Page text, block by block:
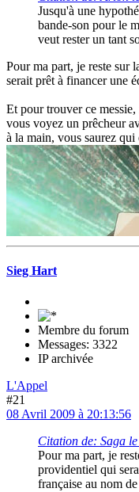
Jusqu'à une
bande-son pour le
veut rester un tant
Pour ma part, je reste sur
serait prêt à financer une
Et pour trouver ce
vous voyez un prêcheur
à la main, vous saurez qui
Sieg Hart
Membre du forum
Messages: 3322
IP archivée
L'Appel
#21
08 Avril 2009 à 20:13:56
Citation de: Saga
Pour ma part, je
providentiel qui
française au nom